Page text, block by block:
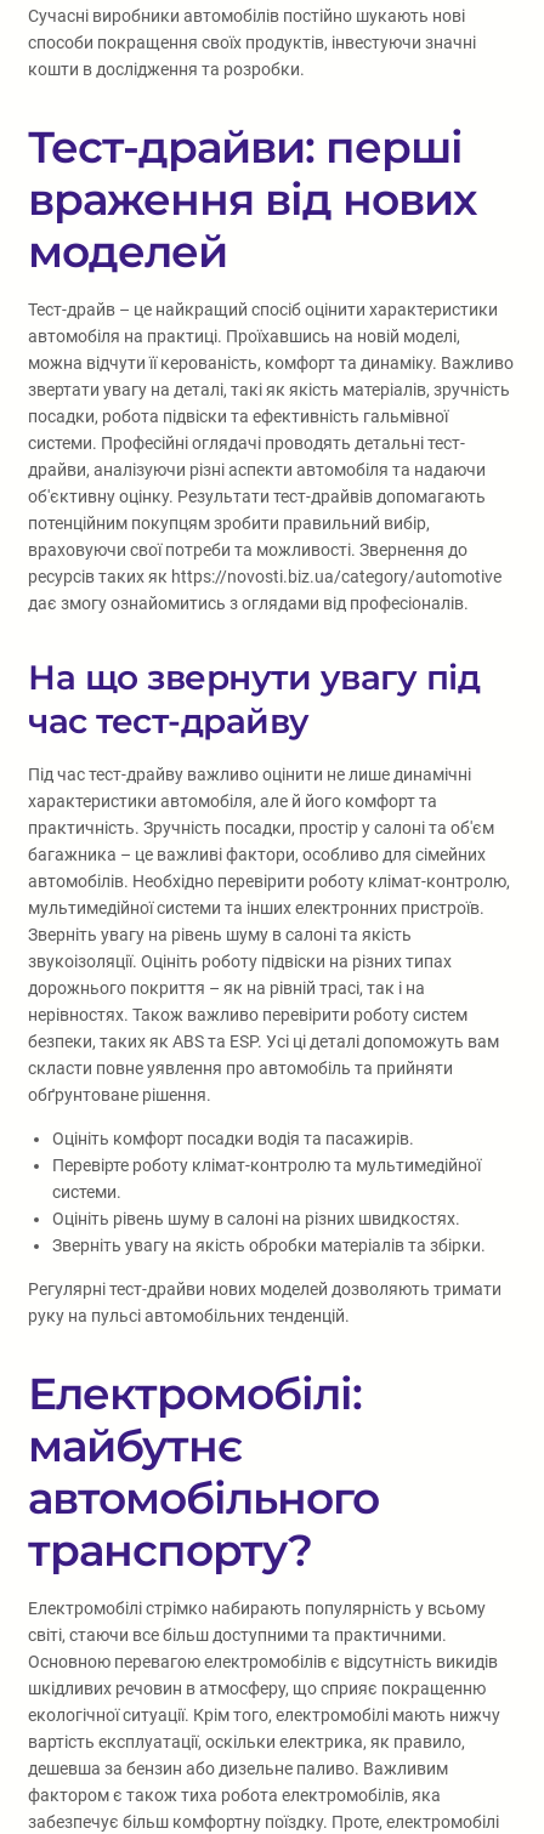
Сучасні виробники автомобілів постійно шукають нові
способи покращення своїх продуктів, інвестуючи значні
кошти в дослідження та розробки.
Тест-драйви: перші
враження від нових
моделей
Тест-драйв – це найкращий спосіб оцінити характеристики
автомобіля на практиці. Проїхавшись на новій моделі,
можна відчути її керованість, комфорт та динаміку. Важливо
звертати увагу на деталі, такі як якість матеріалів, зручність
посадки, робота підвіски та ефективність гальмівної
системи. Професійні оглядачі проводять детальні тест-
драйви, аналізуючи різні аспекти автомобіля та надаючи
об'єктивну оцінку. Результати тест-драйвів допомагають
потенційним покупцям зробити правильний вибір,
враховуючи свої потреби та можливості. Звернення до
ресурсів таких як https://novosti.biz.ua/category/automotive
дає змогу ознайомитись з оглядами від професіоналів.
На що звернути увагу під
час тест-драйву
Під час тест-драйву важливо оцінити не лише динамічні
характеристики автомобіля, але й його комфорт та
практичність. Зручність посадки, простір у салоні та об'єм
багажника – це важливі фактори, особливо для сімейних
автомобілів. Необхідно перевірити роботу клімат-контролю,
мультимедійної системи та інших електронних пристроїв.
Зверніть увагу на рівень шуму в салоні та якість
звукоізоляції. Оцініть роботу підвіски на різних типах
дорожнього покриття – як на рівній трасі, так і на
нерівностях. Також важливо перевірити роботу систем
безпеки, таких як ABS та ESP. Усі ці деталі допоможуть вам
скласти повне уявлення про автомобіль та прийняти
обґрунтоване рішення.
Оцініть комфорт посадки водія та пасажирів.
Перевірте роботу клімат-контролю та мультимедійної
системи.
Оцініть рівень шуму в салоні на різних швидкостях.
Зверніть увагу на якість обробки матеріалів та збірки.
Регулярні тест-драйви нових моделей дозволяють тримати
руку на пульсі автомобільних тенденцій.
Електромобілі:
майбутнє
автомобільного
транспорту?
Електромобілі стрімко набирають популярність у всьому
світі, стаючи все більш доступними та практичними.
Основною перевагою електромобілів є відсутність викидів
шкідливих речовин в атмосферу, що сприяє покращенню
екологічної ситуації. Крім того, електромобілі мають нижчу
вартість експлуатації, оскільки електрика, як правило,
дешевша за бензин або дизельне паливо. Важливим
фактором є також тиха робота електромобілів, яка
забезпечує більш комфортну поїздку. Проте, електромобілі